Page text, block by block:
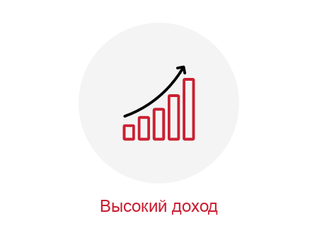
Высокий доход